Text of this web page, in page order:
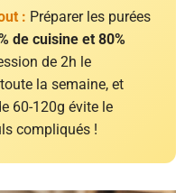
: Préparer les purées
de cuisine et 80%
de 2h le
la semaine, et
60-120g évite le
compliqués !